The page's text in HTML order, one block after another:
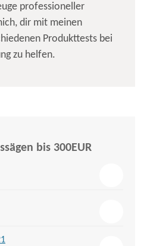
professioneller
dir mit meinen
Produkttests bei
zu helfen.
bis 300EUR